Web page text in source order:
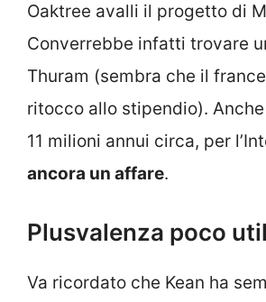
Oaktree avalli il progetto di
Converrebbe infatti trovare
Thuram (sembra che il
ritocco allo stipendio).
11 milioni annui circa, per
ancora un affare.
Plusvalenza poco
Va ricordato che Kean ha